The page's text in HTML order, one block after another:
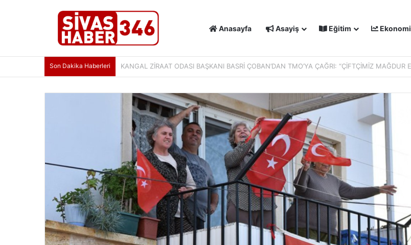
Anasayfa Asayiş Eğitim Ekonomi
Son Dakika Haberleri SİVAS’TA KÜLTÜR VE TURİZM ÇALIŞMALARI MASAYA YATIRILDI: YENİ PROJELER YOLDA